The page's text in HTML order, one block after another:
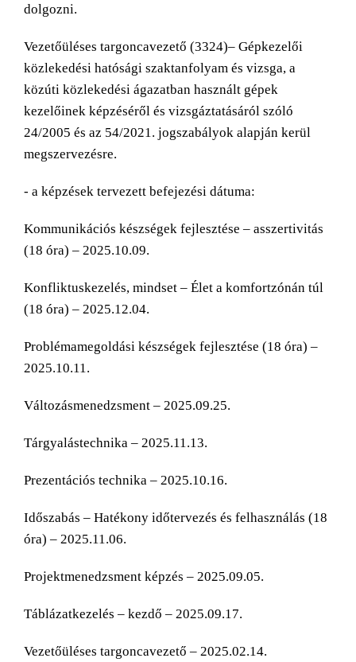
dolgozni.
Vezetőüléses targoncavezető (3324)– Gépkezelői
közlekedési hatósági szaktanfolyam és vizsga, a
közúti közlekedési ágazatban használt gépek
kezelőinek képzéséről és vizsgáztatásáról szóló
24/2005 és az 54/2021. jogszabályok alapján kerül
megszervezésre.
- a képzések tervezett befejezési dátuma:
Kommunikációs készségek fejlesztése – asszertivitás
(18 óra) – 2025.10.09.
Konfliktuskezelés, mindset – Élet a komfortzónán túl
(18 óra) – 2025.12.04.
Problémamegoldási készségek fejlesztése (18 óra) –
2025.10.11.
Változásmenedzsment – 2025.09.25.
Tárgyalástechnika – 2025.11.13.
Prezentációs technika – 2025.10.16.
Időszabás – Hatékony időtervezés és felhasználás (18
óra) – 2025.11.06.
Projektmenedzsment képzés – 2025.09.05.
Táblázatkezelés – kezdő – 2025.09.17.
Vezetőüléses targoncavezető – 2025.02.14.